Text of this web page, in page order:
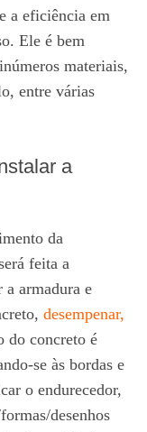
a eficiência em
Ele é bem
materiais,
entre várias
a
da
feita a
a armadura e
desempenar,
do concreto é
se às bordas e
o endurecedor,
desenhos